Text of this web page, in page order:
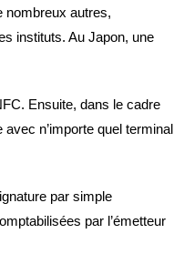
nombreux autres,
instituts. Au Japon, une
Ensuite, dans le cadre
n’importe quel terminal
par simple
par l’émetteur